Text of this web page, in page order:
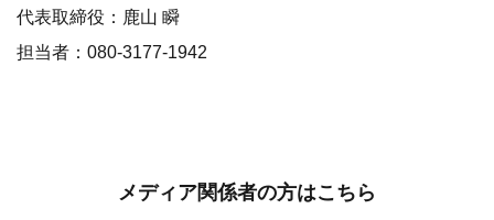
代表取締役：鹿山 瞬
担当者：080-3177-1942
メディア関係者の方はこちら